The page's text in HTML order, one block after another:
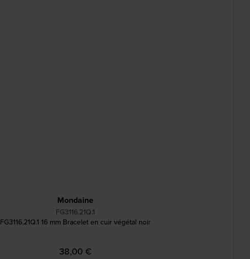
Mondaine
FG3116.21Q.1
FG3116.21Q.1 16 mm Bracelet en cuir végétal noir
38,00 €